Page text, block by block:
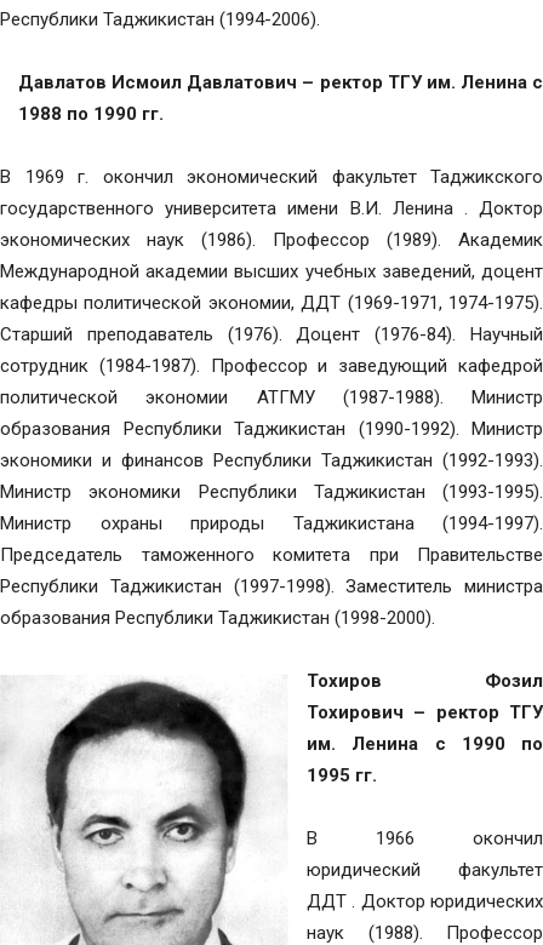
Республики Таджикистан (1994-2006).
Давлатов Исмоил Давлатович – ректор ТГУ им. Ленина с
1988 по 1990 гг.
В 1969 г. окончил экономический факультет Таджикского
государственного университета имени В.И. Ленина . Доктор
экономических наук (1986). Профессор (1989). Академик
Международной академии высших учебных заведений, доцент
кафедры политической экономии, ДДТ (1969-1971, 1974-1975).
Старший преподаватель (1976). Доцент (1976-84). Научный
сотрудник (1984-1987). Профессор и заведующий кафедрой
политической экономии АТГМУ (1987-1988). Министр
образования Республики Таджикистан (1990-1992). Министр
экономики и финансов Республики Таджикистан (1992-1993).
Министр экономики Республики Таджикистан (1993-1995).
Министр охраны природы Таджикистана (1994-1997).
Председатель таможенного комитета при Правительстве
Республики Таджикистан (1997-1998). Заместитель министра
образования Республики Таджикистан (1998-2000).
Тохиров Фозил
Тохирович – ректор ТГУ
им. Ленина с 1990 по
1995 гг.
В 1966 окончил
юридический факультет
ДДТ . Доктор юридических
наук (1988). Профессор